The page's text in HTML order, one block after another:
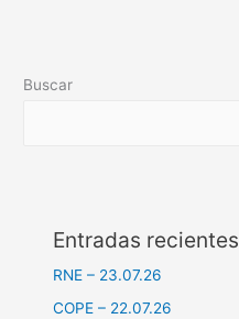
Buscar
Entradas recientes
RNE – 23.07.26
COPE – 22.07.26